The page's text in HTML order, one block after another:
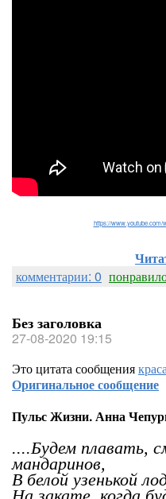
https://www.youtube.com/
комментарии: 0
Без заголовка
27-08-2020 19:15
Это цитата сообщения
Оригинальное сообщение
Пульс Жизни. Анна
....Будем плавать,
мандаринов,
В белой узенькой